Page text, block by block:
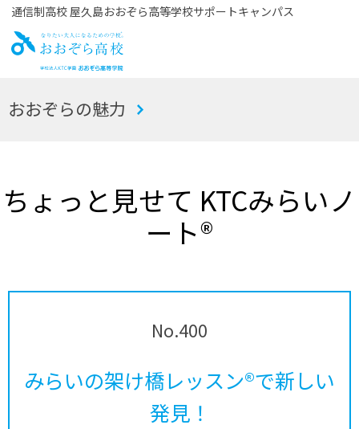
通信制高校 屋久島おおぞら高等学校サポートキャンパス
お
おおぞらの魅力
ちょっと見せて KTCみらいノ
ート®
No.400
みらいの架け橋レッスン®で新しい
発見！